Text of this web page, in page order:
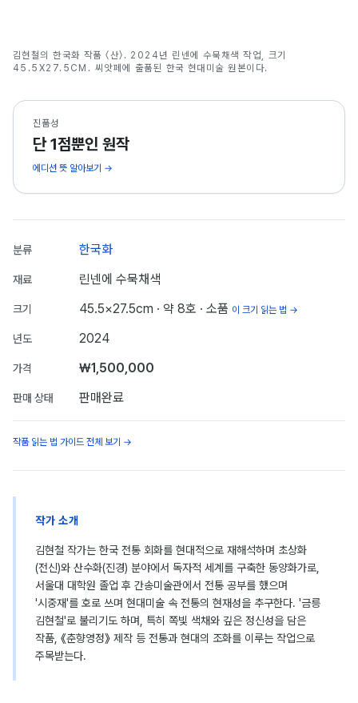
김현철
김현철의 한국화 작품 〈산〉. 2024년 린넨에 수묵채색 작업, 크기
45.5X27.5CM. 씨앗페에 출품된 한국 현대미술 원본이다.
진품성
단 1점뿐인 원작
에디션 뜻 알아보기 →
분류 한국화
재료 린넨에 수묵채색
크기 45.5×27.5cm · 약 8호 · 소품 이 크기 읽는 법 →
년도 2024
가격 ₩1,500,000
판매 상태 판매완료
작품 읽는 법 가이드 전체 보기 →
작가 소개
김현철 작가는 한국 전통 회화를 현대적으로 재해석하며 초상화
(전신)와 산수화(진경) 분야에서 독자적 세계를 구축한 동양화가로,
서울대 대학원 졸업 후 간송미술관에서 전통 공부를 했으며
'시중재'를 호로 쓰며 현대미술 속 전통의 현재성을 추구한다. '금릉
김현철'로 불리기도 하며, 특히 쪽빛 색채와 깊은 정신성을 담은
작품, 《춘향영정》 제작 등 전통과 현대의 조화를 이루는 작업으로
주목받는다.